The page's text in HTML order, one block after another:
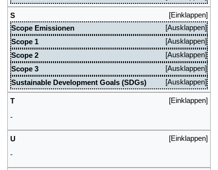
S
Scope Emissionen
Scope 1
Scope 2
Scope 3
Sustainable Development Goals (SDGs)
T
-
U
-